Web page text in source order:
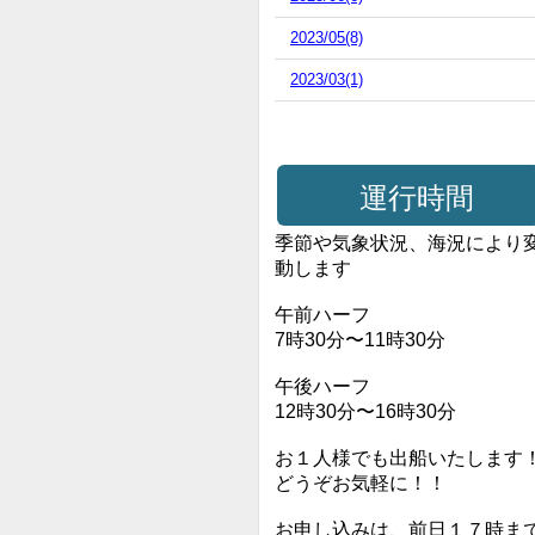
2023/05(8)
2023/03(1)
運行時間
季節や気象状況、海況により
動します
午前ハーフ
7時30分〜11時30分
午後ハーフ
12時30分〜16時30分
お１人様でも出船いたします！
どうぞお気軽に！！
お申し込みは、前日１７時ま